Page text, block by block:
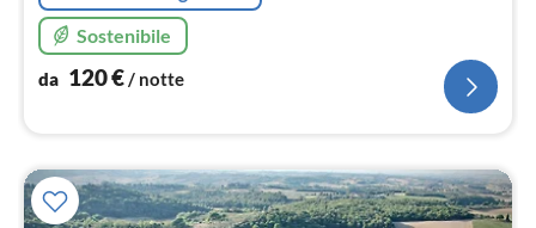
Sostenibile
da 120€/ notte